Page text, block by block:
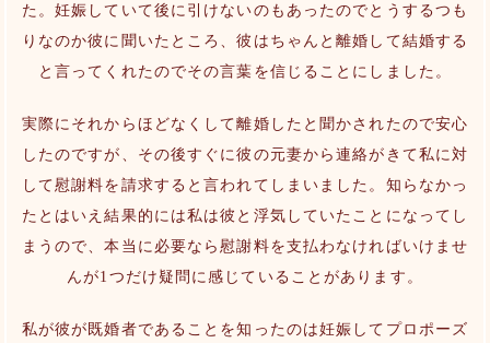
た。妊娠していて後に引けないのもあったのでとうするつも
りなのか彼に聞いたところ、彼はちゃんと離婚して結婚する
と言ってくれたのでその言葉を信じることにしました。
実際にそれからほどなくして離婚したと聞かされたので安心
したのですが、その後すぐに彼の元妻から連絡がきて私に対
して慰謝料を請求すると言われてしまいました。知らなかっ
たとはいえ結果的には私は彼と浮気していたことになってし
まうので、本当に必要なら慰謝料を支払わなければいけませ
んが1つだけ疑問に感じていることがあります。
私が彼が既婚者であることを知ったのは妊娠してプロポーズ